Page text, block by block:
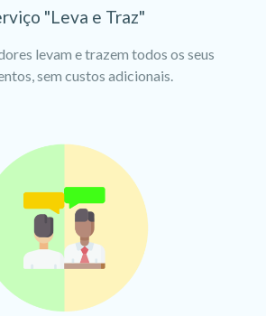
"Leva e Traz"
levam e trazem todos os seus
sem custos adicionais.